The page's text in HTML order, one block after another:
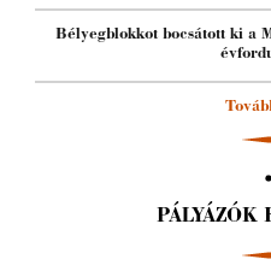
Bélyegblokkot bocsátott ki a
PÁLYÁZÓK